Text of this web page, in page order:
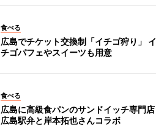
食べる
広島でチケット交換制「イチゴ狩り」 イ
チゴパフェやスイーツも用意
食べる
広島に高級食パンのサンドイッチ専門店
広島駅弁と岸本拓也さんコラボ